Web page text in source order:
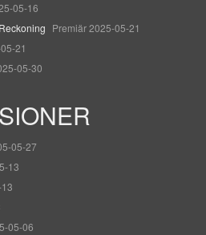
05-16
Premiär 2025-05-21
21
05-30
05-27
13
05-06